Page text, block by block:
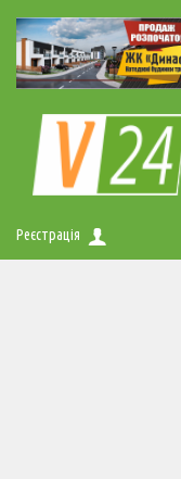
Реєстрація